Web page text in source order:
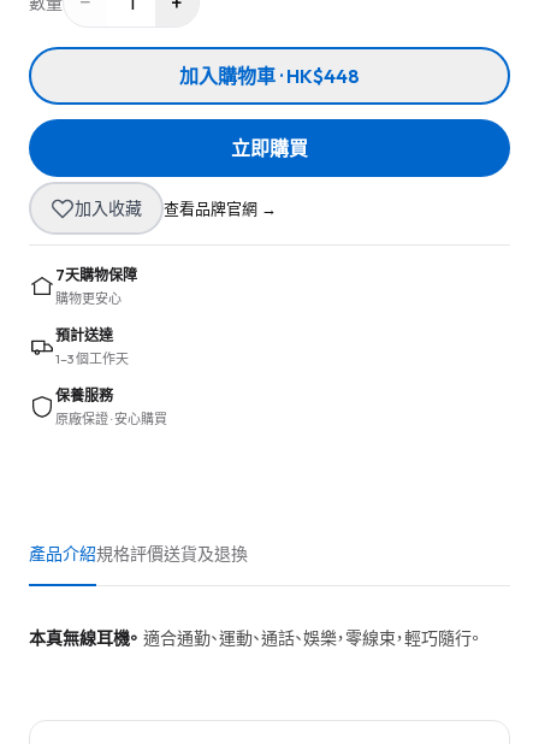
加入購物車 · HK$448
立即購買
加入收藏 查看品牌官網 →
7天購物保障
購物更安心
預計送達
1–3 個工作天
保養服務
原廠保證 · 安心購買
產品介紹規格評價送貨及退換
本真無線耳機。 適合通勤、運動、通話、娛樂，零線束，輕巧隨行。